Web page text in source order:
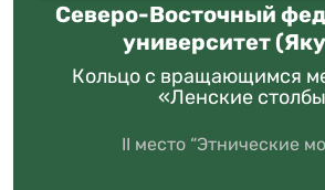
Северо-Восточный
университет
Кольцо с вращающимся
«Ленские
II место “Этнические